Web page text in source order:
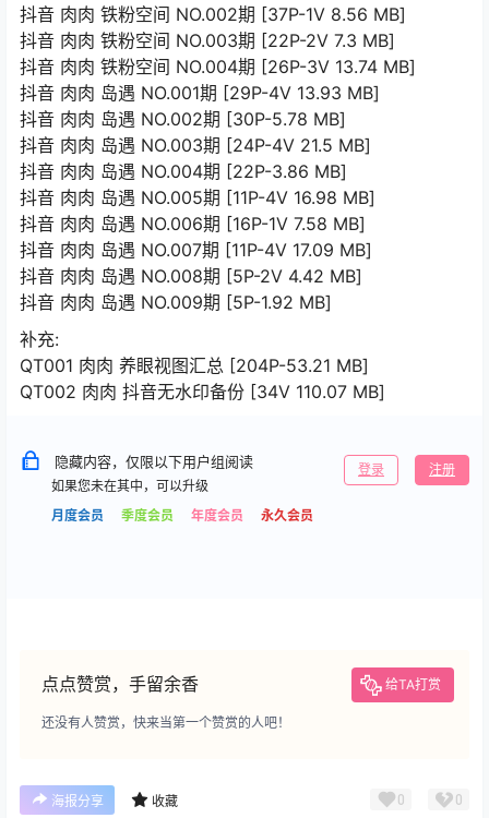
抖音 肉肉 铁粉空间 NO.002期 [37P-1V 8.56 MB]
抖音 肉肉 铁粉空间 NO.003期 [22P-2V 7.3 MB]
抖音 肉肉 铁粉空间 NO.004期 [26P-3V 13.74 MB]
抖音 肉肉 岛遇 NO.001期 [29P-4V 13.93 MB]
抖音 肉肉 岛遇 NO.002期 [30P-5.78 MB]
抖音 肉肉 岛遇 NO.003期 [24P-4V 21.5 MB]
抖音 肉肉 岛遇 NO.004期 [22P-3.86 MB]
抖音 肉肉 岛遇 NO.005期 [11P-4V 16.98 MB]
抖音 肉肉 岛遇 NO.006期 [16P-1V 7.58 MB]
抖音 肉肉 岛遇 NO.007期 [11P-4V 17.09 MB]
抖音 肉肉 岛遇 NO.008期 [5P-2V 4.42 MB]
抖音 肉肉 岛遇 NO.009期 [5P-1.92 MB]
补充:
QT001 肉肉 养眼视图汇总 [204P-53.21 MB]
QT002 肉肉 抖音无水印备份 [34V 110.07 MB]
隐藏内容，仅限以下用户组阅读
如果您未在其中，可以升级
月度会员
季度会员 年度会员 永久会员
登录 注册
点点赞赏，手留余香 给TA打赏
还没有人赞赏，快来当第一个赞赏的人吧！
海报分享 收藏 0 0